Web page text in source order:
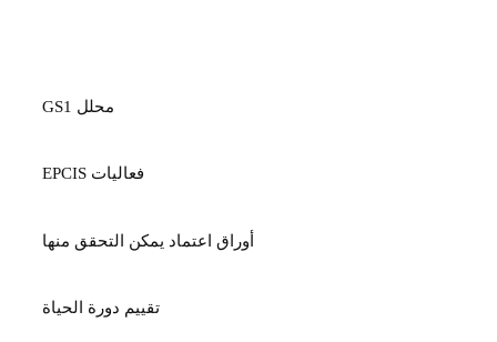
محلل GS1
فعاليات EPCIS
أوراق اعتماد يمكن التحقق منها
تقييم دورة الحياة